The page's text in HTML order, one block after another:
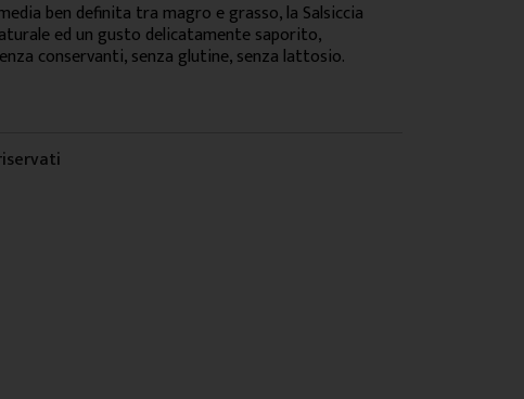
ben definita tra magro e grasso, la Salsiccia
ed un gusto delicatamente saporito,
conservanti, senza glutine, senza lattosio.